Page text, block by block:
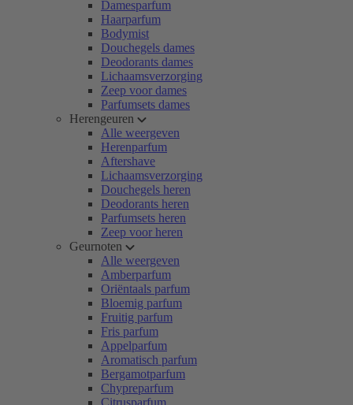
Damesparfum
Haarparfum
Bodymist
Douchegels dames
Deodorants dames
Lichaamsverzorging
Zeep voor dames
Parfumsets dames
Herengeuren
Alle weergeven
Herenparfum
Aftershave
Lichaamsverzorging
Douchegels heren
Deodorants heren
Parfumsets heren
Zeep voor heren
Geurnoten
Alle weergeven
Amberparfum
Oriëntaals parfum
Bloemig parfum
Fruitig parfum
Fris parfum
Appelparfum
Aromatisch parfum
Bergamotparfum
Chypreparfum
Citrusparfum